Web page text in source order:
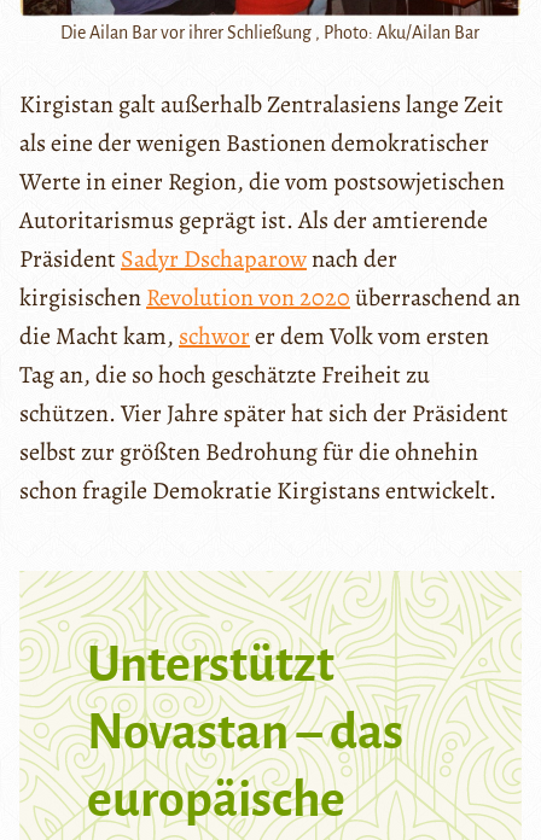
Die Ailan Bar vor ihrer Schließung , Photo: Aku/Ailan Bar
Kirgistan galt außerhalb Zentralasiens lange Zeit
als eine der wenigen Bastionen demokratischer
Werte in einer Region, die vom postsowjetischen
Autoritarismus geprägt ist. Als der amtierende
PräsidentSadyr Dschaparownach der
kirgisischenRevolution von 2020überraschend an
die Macht kam, schworer dem Volk vom ersten
Tag an, die so hoch geschätzte Freiheit zu
schützen. Vier Jahre später hat sich der Präsident
selbst zur größten Bedrohung für die ohnehin
schon fragile Demokratie Kirgistans entwickelt.
Unterstützt
Novastan – das
europäische